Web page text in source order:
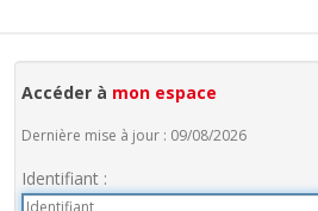
Accéder à mon espace
Dernière mise à jour : 09/08/2026
Identifiant :